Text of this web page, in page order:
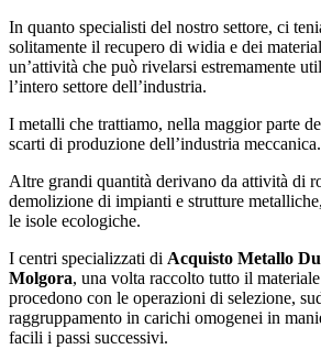
In quanto specialisti del nostro settore, ci
solitamente il recupero di widia e dei
un’attività che può rivelarsi estremamente
l’intero settore dell’industria.
I metalli che trattiamo, nella maggior parte
scarti di produzione dell’industria meccanica.
Altre grandi quantità derivano da attività di
demolizione di impianti e strutture
le isole ecologiche.
I centri specializzati di Acquisto Metallo
Molgora, una volta raccolto tutto il
procedono con le operazioni di selezione,
raggruppamento in carichi omogenei in
facili i passi successivi.